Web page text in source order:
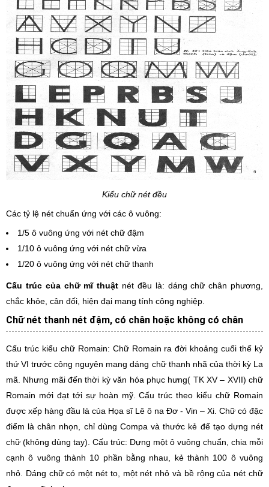
Kiểu chữ nét đều
Các tỷ lệ nét chuẩn ứng với các ô vuông:
1/5 ô vuông ứng với nét chữ đậm
1/10 ô vuông ứng với nét chữ vừa
1/20 ô vuông ứng với nét chữ thanh
Cấu trúc của chữ mĩ thuật nét đều là: dáng chữ chân phương,
chắc khỏe, cân đối, hiện đại mang tính công nghiệp.
Chữ nét thanh nét đậm, có chân hoặc không có chân
Cấu trúc kiểu chữ Romain: Chữ Romain ra đời khoảng cuối thế kỷ
thứ VI trước công nguyên mang dáng chữ thanh nhã của thời kỳ La
mã. Nhưng mãi đến thời kỳ văn hóa phục hưng( TK XV – XVII) chữ
Romain mới đạt tới sự hoàn mỹ. Cấu trúc theo kiểu chữ Romain
được xếp hàng đầu là của Họa sĩ Lê ô na Đơ - Vin – Xi. Chữ có đặc
điểm là chân nhọn, chỉ dùng Compa và thước kẻ để tạo dựng nét
chữ (không dùng tay). Cấu trúc: Dựng một ô vuông chuẩn, chia mỗi
cạnh ô vuông thành 10 phần bằng nhau, kẻ thành 100 ô vuông
nhỏ. Dáng chữ có một nét to, một nét nhỏ và bề rộng của nét chữ